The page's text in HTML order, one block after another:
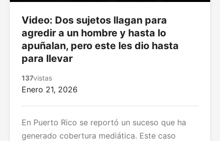
Video: Dos sujetos llagan para
agredir a un hombre y hasta lo
apuñalan, pero este les dio hasta
para llevar
137vistas
Enero 21, 2026
En Puerto Rico se reportó un suceso que ha
generado cobertura mediática. Este caso